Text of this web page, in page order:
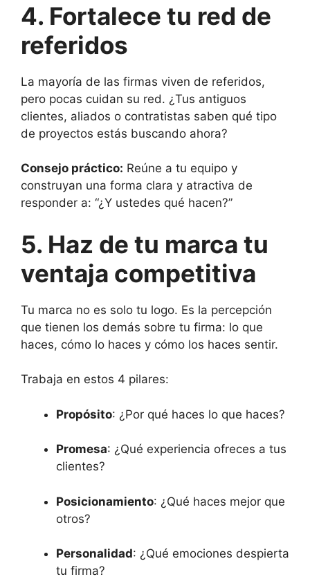
4. Fortalece tu red de
referidos
La mayoría de las firmas viven de referidos,
pero pocas cuidan su red. ¿Tus antiguos
clientes, aliados o contratistas saben qué tipo
de proyectos estás buscando ahora?
Consejo práctico: Reúne a tu equipo y
construyan una forma clara y atractiva de
responder a: “¿Y ustedes qué hacen?”
5. Haz de tu marca tu
ventaja competitiva
Tu marca no es solo tu logo. Es la percepción
que tienen los demás sobre tu firma: lo que
haces, cómo lo haces y cómo los haces sentir.
Trabaja en estos 4 pilares:
Propósito: ¿Por qué haces lo que haces?
Promesa: ¿Qué experiencia ofreces a tus
clientes?
Posicionamiento: ¿Qué haces mejor que
otros?
Personalidad: ¿Qué emociones despierta
tu firma?